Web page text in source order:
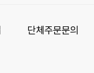
단체주문문의